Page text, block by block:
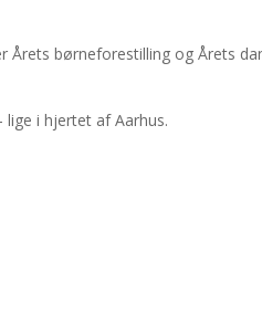
børneforestilling og Årets
i hjertet af Aarhus.